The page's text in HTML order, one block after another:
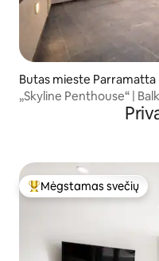
Butas mieste Parramatta
„Skyline Penthouse“ |
Automobilių stovėjimo
Svečių mėgstamiausias
Mėgstamas svečių